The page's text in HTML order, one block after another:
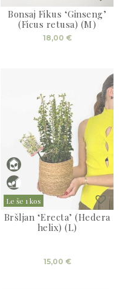
Bonsaj Fikus ‘Ginseng’
(Ficus retusa) (M)
18,00 €
Le še 1 kos
Bršljan ‘Erecta’ (Hedera
helix) (L)
15,00 €